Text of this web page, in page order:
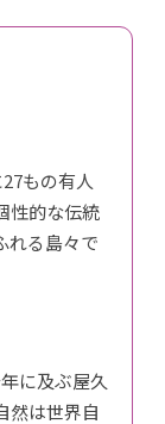
もの有人
性的な伝統
れる島々で
に及ぶ屋久
然は世界自